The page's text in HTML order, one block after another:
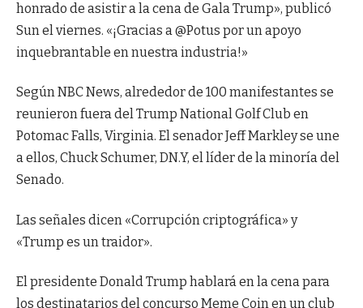
honrado de asistir a la cena de Gala Trump», publicó
Sun el viernes. «¡Gracias a @Potus por un apoyo
inquebrantable en nuestra industria!»
Según NBC News, alrededor de 100 manifestantes se
reunieron fuera del Trump National Golf Club en
Potomac Falls, Virginia. El senador Jeff Markley se une
a ellos, Chuck Schumer, DN.Y, el líder de la minoría del
Senado.
Las señales dicen «Corrupción criptográfica» y
«Trump es un traidor».
El presidente Donald Trump hablará en la cena para
los destinatarios del concurso Meme Coin en un club